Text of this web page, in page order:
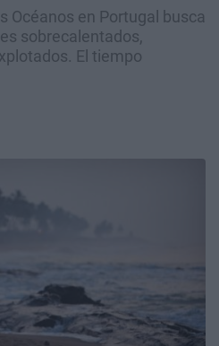
Océanos en Portugal busca
sobrecalentados,
El tiempo